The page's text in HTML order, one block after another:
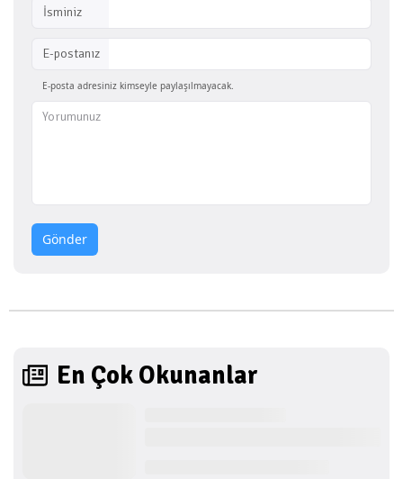
İsminiz
E-postanız
E-posta adresiniz kimseyle paylaşılmayacak.
Gönder
En Çok Okunanlar